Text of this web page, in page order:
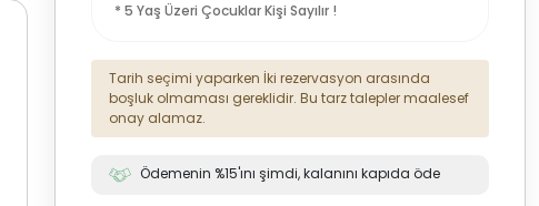
* 5 Yaş Üzeri Çocuklar Kişi Sayılır !
Tarih seçimi yaparken İki rezervasyon arasında
boşluk olmaması gereklidir. Bu tarz talepler maalesef
onay alamaz.
Ödemenin %15'ını şimdi, kalanını kapıda öde